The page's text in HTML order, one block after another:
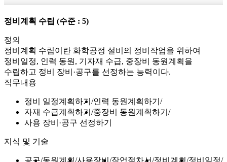
정비계획 수립 (수준 : 5)
정의
정비계획 수립이란 화학공정 설비의 정비작업을 위하여
정비일정, 인력 동원, 기자재 수급, 중장비 동원계획을
수립하고 정비 장비·공구를 선정하는 능력이다.
직무내용
정비 일정계획하기
인력 동원계획하기
자재 수급계획하기
중장비 동원계획하기
사용 장비·공구 선정하기
지식 및 기술
공구 동원계획 사용장비 작업절차서 정비계획 정비일정